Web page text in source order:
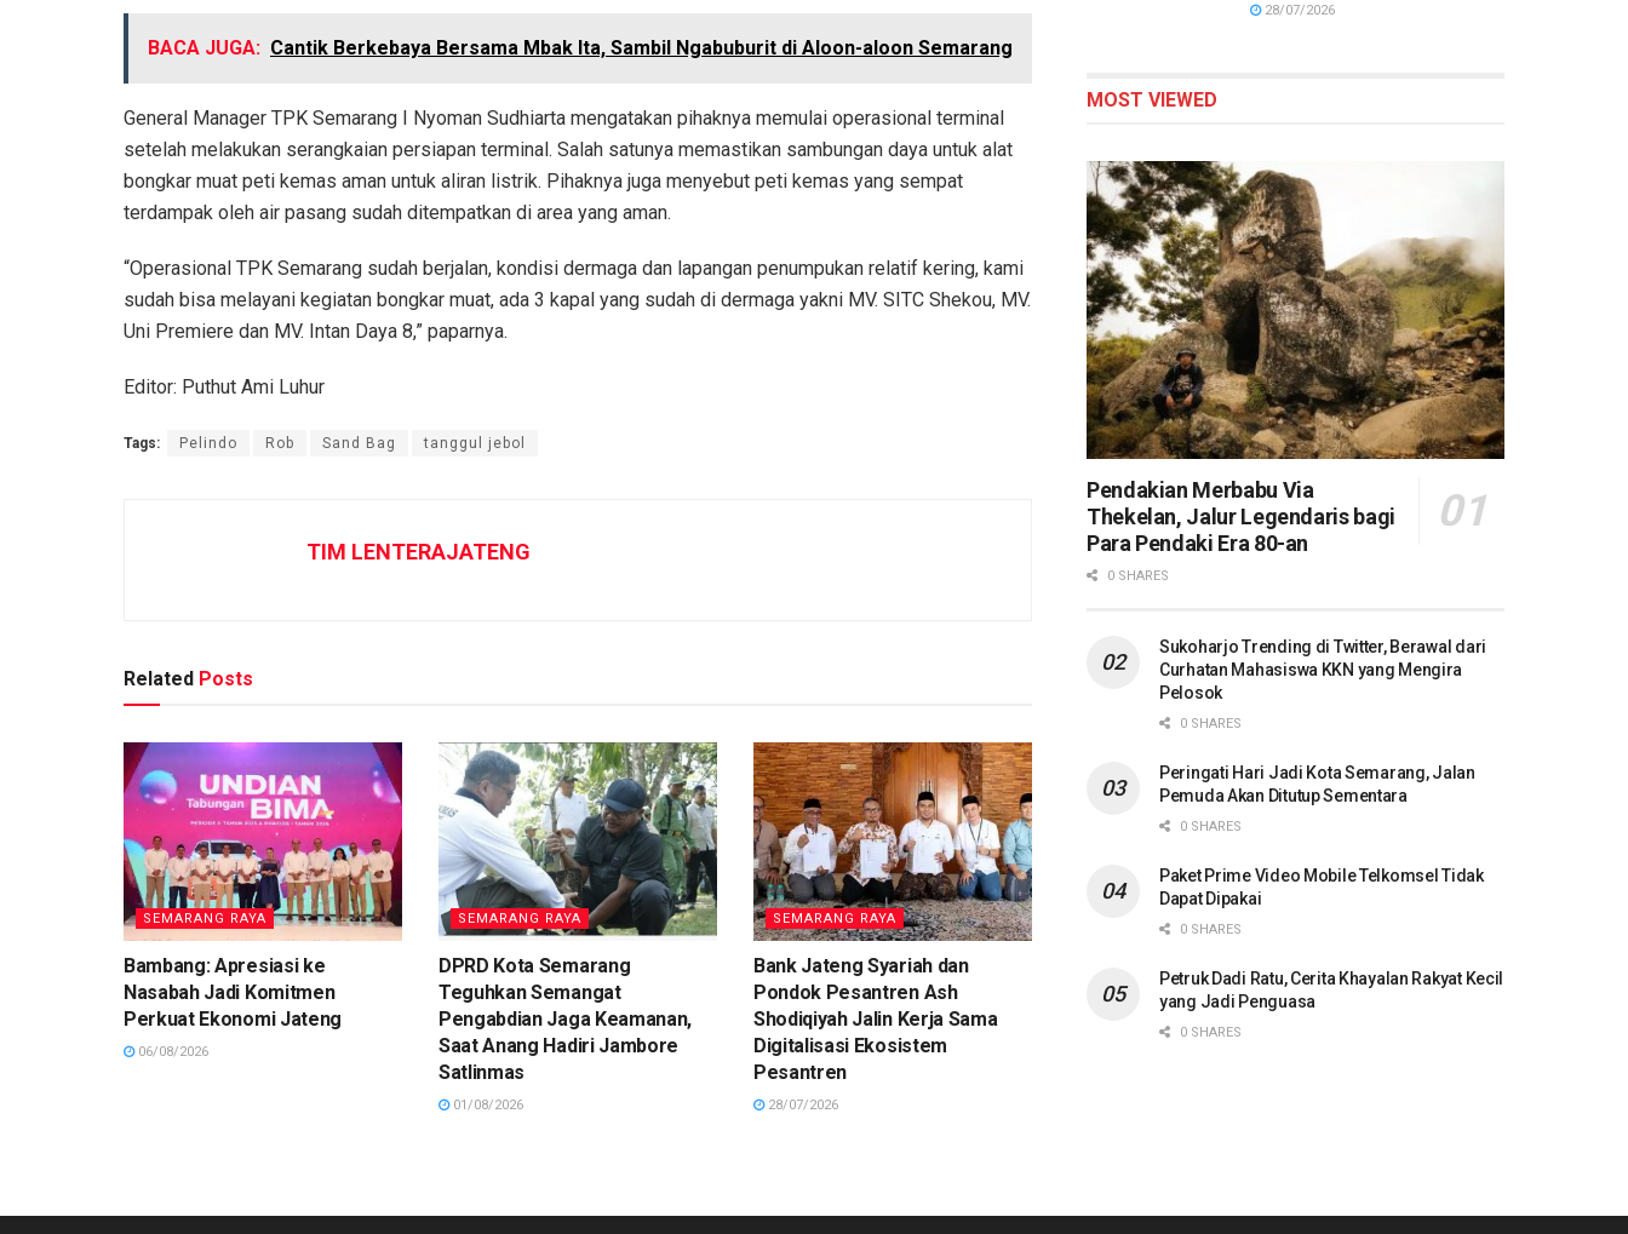
BACA JUGA: Cantik Berkebaya Bersama Mbak Ita, Sambil Ngabuburit di Aloon-aloon Semarang
General Manager TPK Semarang I Nyoman Sudhiarta mengatakan pihaknya memulai operasional terminal
setelah melakukan serangkaian persiapan terminal. Salah satunya memastikan sambungan daya untuk alat
bongkar muat peti kemas aman untuk aliran listrik. Pihaknya juga menyebut peti kemas yang sempat
terdampak oleh air pasang sudah ditempatkan di area yang aman.
“Operasional TPK Semarang sudah berjalan, kondisi dermaga dan lapangan penumpukan relatif kering, kami
sudah bisa melayani kegiatan bongkar muat, ada 3 kapal yang sudah di dermaga yakni MV. SITC Shekou, MV.
Uni Premiere dan MV. Intan Daya 8,” paparnya.
Editor: Puthut Ami Luhur
Tags: Pelindo Rob Sand Bag tanggul jebol
TIM LENTERAJATENG
Related Posts
SEMARANG RAYA
Bambang: Apresiasi ke
Nasabah Jadi Komitmen
Perkuat Ekonomi Jateng
06/08/2026
SEMARANG RAYA
DPRD Kota Semarang
Teguhkan Semangat
Pengabdian Jaga Keamanan,
Saat Anang Hadiri Jambore
Satlinmas
01/08/2026
SEMARANG RAYA
Bank Jateng Syariah dan
Pondok Pesantren Ash
Shodiqiyah Jalin Kerja Sama
Digitalisasi Ekosistem
Pesantren
28/07/2026
28/07/2026
MOST VIEWED
Pendakian Merbabu Via
Thekelan, Jalur Legendaris bagi
Para Pendaki Era 80-an
0 SHARES
Sukoharjo Trending di Twitter, Berawal dari
Curhatan Mahasiswa KKN yang Mengira
Pelosok
0 SHARES
Peringati Hari Jadi Kota Semarang, Jalan
Pemuda Akan Ditutup Sementara
0 SHARES
Paket Prime Video Mobile Telkomsel Tidak
Dapat Dipakai
0 SHARES
Petruk Dadi Ratu, Cerita Khayalan Rakyat Kecil
yang Jadi Penguasa
0 SHARES